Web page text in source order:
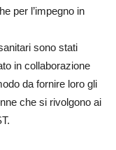
per l’impegno in
sono stati
in collaborazione
da fornire loro gli
che si rivolgono ai